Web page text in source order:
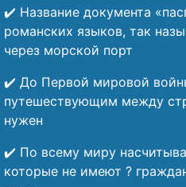
✔️ Название документа
романских языков, так
через морской порт
✔️ До Первой мировой
путешествующим между
нужен
✔️ По всему миру
которые не имеют ?